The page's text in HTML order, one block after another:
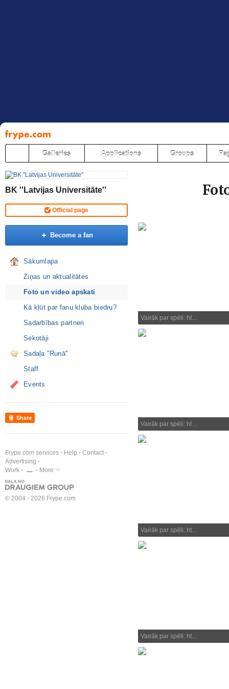
Pāriet
uz
saturu
Galleries Applications Groups
BK ''Latvijas Universitāte''
Official page
Become a fan
Sākumlapa
Ziņas un aktualitātes
Foto un video apskati
Kā kļūt par fanu kluba biedru?
Sadarbības partneri
Sekotāji
Sadaļa ''Runā''
Staff
Events
Share
Frype.com services Help
Contact
Advertising
Work
More
© 2004 - 2026 Frype.com
Vairāk par spēli: ht…
Vairāk par spēli: ht…
Vairāk par spēli: ht…
Vairāk par spēli: ht…